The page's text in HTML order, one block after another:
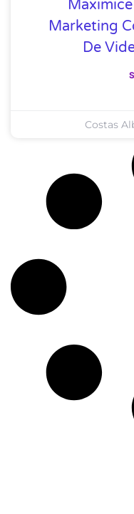
Marketing
De
Costas